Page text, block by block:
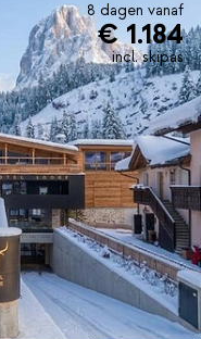
8 dagen vanaf
€ 1.184
incl. skipas